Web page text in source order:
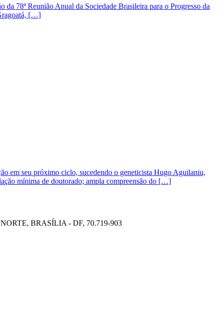
78ª Reunião Anual da Sociedade Brasileira para o Progresso da
[…]
em seu próximo ciclo, sucedendo o geneticista Hugo Aguilaniu,
mínima de doutorado; ampla compreensão do […]
BRASÍLIA - DF, 70.719-903